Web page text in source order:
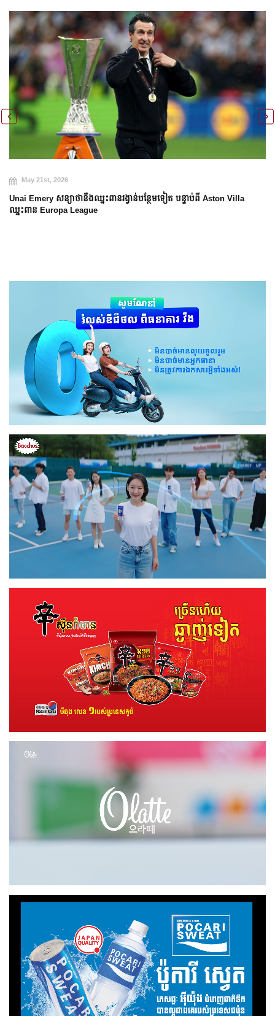
May 21st, 2026
Unai Emery សន្យាថានឹងឈ្នះពានរង្វាន់បន្ថែមទៀត បន្ទាប់ពី Aston Villa
ឈ្នះពាន Europa League